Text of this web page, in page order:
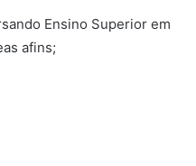
Ensino Superior em
afins;